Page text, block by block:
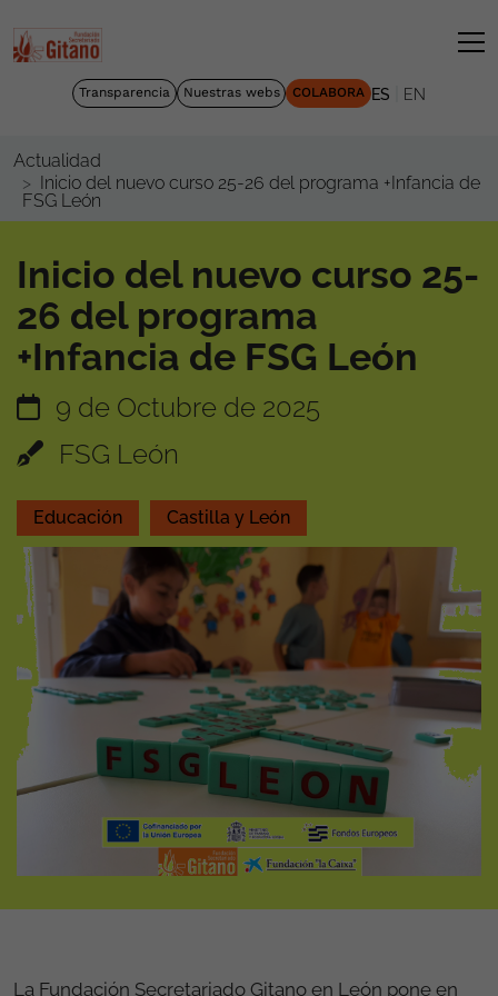
Transparencia Nuestras webs COLABORA ES EN
Actualidad
Inicio del nuevo curso 25-26 del programa +Infancia de
FSG León
Inicio del nuevo curso 25-
26 del programa
+Infancia de FSG León
9 de Octubre de 2025
FSG León
Educación Castilla y León
La Fundación Secretariado Gitano en León pone en